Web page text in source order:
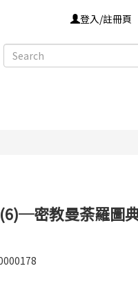
登入/註冊頁
密教曼荼羅圖